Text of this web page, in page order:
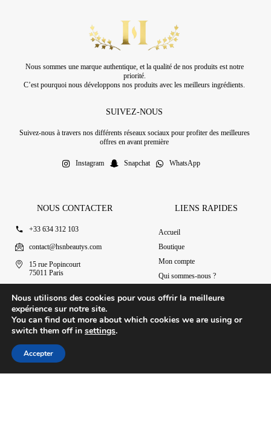
Nous sommes une marque authentique, et la qualité de nos produits est notre
priorité.
C’est pourquoi nous développons nos produits avec les meilleurs ingrédients.
SUIVEZ-NOUS
Suivez-nous à travers nos différents réseaux sociaux pour profiter des meilleures
offres en avant première
Instagram Snapchat WhatsApp
NOUS CONTACTER
+33 634 312 103
contact@hsnbeautys.com
15 rue Popincourt
75011 Paris
LIENS RAPIDES
Accueil
Boutique
Mon compte
Qui sommes-nous ?
Nous utilisons des cookies pour vous offrir la meilleure
expérience sur notre site.
You can find out more about which cookies we are using or
switch them off in settings.
Accepter
Accueil